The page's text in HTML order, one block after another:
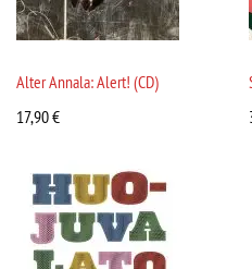
Alter Annala: Alert! (CD)
17,90€